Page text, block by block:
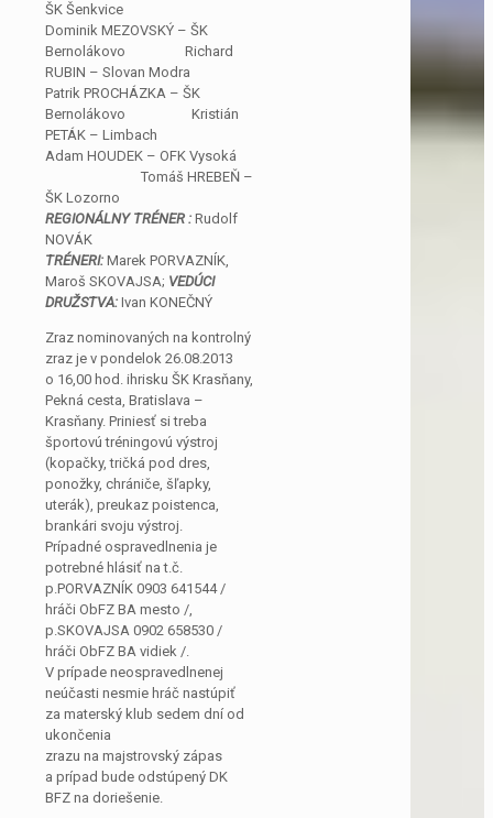
ŠK Šenkvice
Dominik MEZOVSKÝ – ŠK
Bernolákovo Richard
RUBIN – Slovan Modra
Patrik PROCHÁZKA – ŠK
Bernolákovo Kristián
PETÁK – Limbach
Adam HOUDEK – OFK Vysoká
Tomáš HREBEŇ –
ŠK Lozorno
REGIONÁLNY TRÉNER : Rudolf
NOVÁK
TRÉNERI: Marek PORVAZNÍK,
Maroš SKOVAJSA; VEDÚCI
DRUŽSTVA: Ivan KONEČNÝ
Zraz nominovaných na kontrolný
zraz je v pondelok 26.08.2013
o 16,00 hod. ihrisku ŠK Krasňany,
Pekná cesta, Bratislava –
Krasňany. Priniesť si treba
športovú tréningovú výstroj
(kopačky, tričká pod dres,
ponožky, chrániče, šľapky,
uterák), preukaz poistenca,
brankári svoju výstroj.
Prípadné ospravedlnenia je
potrebné hlásiť na t.č.
p.PORVAZNÍK 0903 641544 /
hráči ObFZ BA mesto /,
p.SKOVAJSA 0902 658530 /
hráči ObFZ BA vidiek /.
V prípade neospravedlnenej
neúčasti nesmie hráč nastúpiť
za materský klub sedem dní od
ukončenia
zrazu na majstrovský zápas
a prípad bude odstúpený DK
BFZ na doriešenie.